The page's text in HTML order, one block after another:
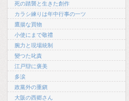
死の踏襲と生きた創作
カラシ練りは年中行事の一ツ
鷹揚な買物
小使にまで敬禮
腕力と現場統制
變つた叱責
江戸辯に褒美
多涙
政黨外の重鎭
大阪の西郷さん